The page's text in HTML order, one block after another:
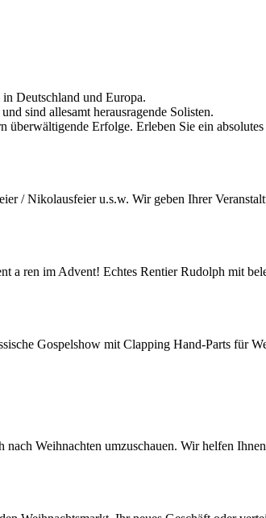
Deutschland und Europa.
sind allesamt herausragende Solisten.
Erfolge. Erleben Sie ein
/ Nikolausfeier u.s.w. Wir geben Ihrer
ren im Advent! Echtes Rentier Rudolph mit
Gospelshow mit Clapping Hand-Parts für
Weihnachten umzuschauen. Wir helfen